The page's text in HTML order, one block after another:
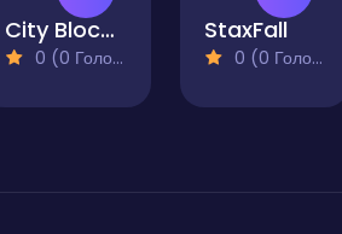
City Blocks City Tower
0 (0 Голосів)
StaxFall
0 (0 Голосів)